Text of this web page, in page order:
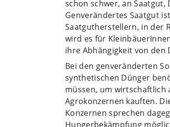
schon schwer, an
Genverändertes Saatgut
Saatgutherstellern, in der
wird es für
ihre Abhängigkeit von den
Bei den genveränderten
synthetischen Dünger
müssen, um wirtschaftlich
Agrokonzernen kauften.
Konzernen sprechen
Hungerbekämpfung